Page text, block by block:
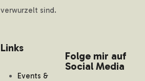
verwurzelt sind.
Links
Events &
Folge mir auf
Social Media